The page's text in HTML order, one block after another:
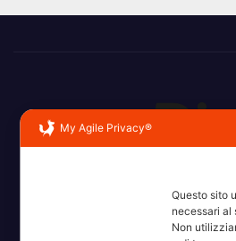
ricorda la
My Agile Privacy®
Questo sito
necessari al
Non